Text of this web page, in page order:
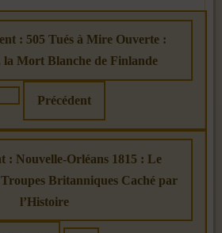
: 505 Tués à Mire Ouverte :
la Mort Blanche de Finlande
Précédent
: Nouvelle-Orléans 1815 : Le
Britanniques Caché par
l’Histoire